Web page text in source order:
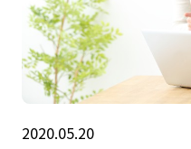
2020.05.20